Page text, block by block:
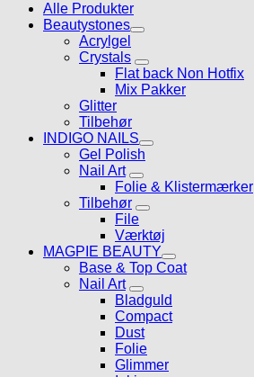
Alle Produkter
Beautystones
Acrylgel
Crystals
Flat back Non Hotfix
Mix Pakker
Glitter
Tilbehør
INDIGO NAILS
Gel Polish
Nail Art
Folie & Klistermærker
Tilbehør
File
Værktøj
MAGPIE BEAUTY
Base & Top Coat
Nail Art
Bladguld
Compact
Dust
Folie
Glimmer